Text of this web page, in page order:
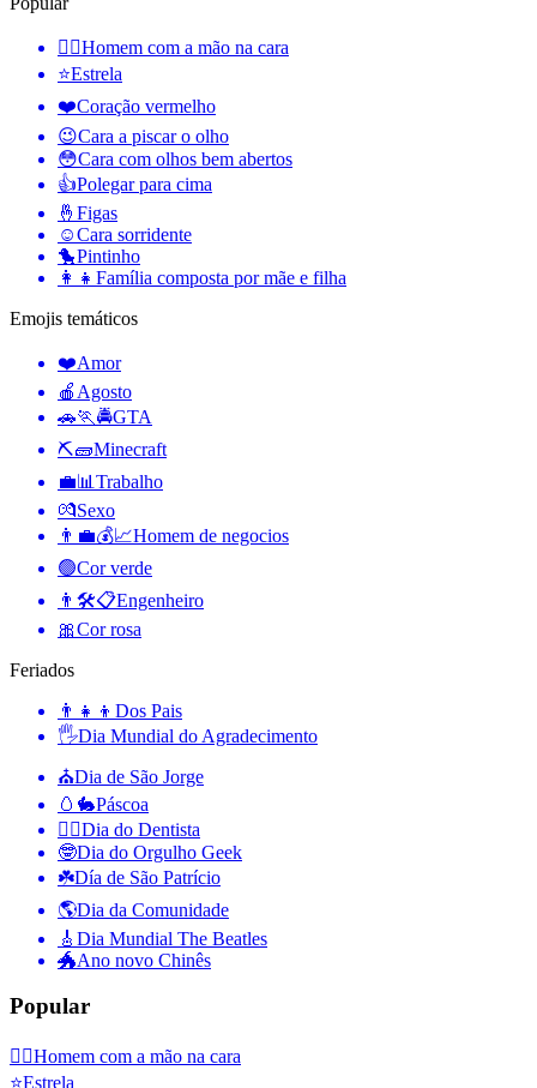
🤦‍♂️Homem com a mão na cara
⭐Estrela
❤️Coração vermelho
😉Cara a piscar o olho
😳Cara com olhos bem abertos
👍Polegar para cima
🤞 Figas
☺️Cara sorridente
🐤Pintinho
👩‍👧 Família composta por mãe e filha
Emojis temáticos
❤️Amor
🍎 Agosto
🚗🏃🚔GTA
⛏🧱Minecraft
💼📊 Trabalho
💏Sexo
👨‍💼💰📈Homem de negocios
🟢Cor verde
👨🛠📋Engenheiro
🎀Cor rosa
Feriados
👨‍👧‍👦 Dos Pais
🖐Dia Mundial do Agradecimento
⛪️Dia de São Jorge
🥚🐇Páscoa
👨‍⚕️Dia do Dentista
🤓Dia do Orgulho Geek
☘️Día de São Patrício
🌎Dia da Comunidade
🎸 Dia Mundial The Beatles
🐲Ano novo Chinês
Popular
🤦‍♂️Homem com a mão na cara
⭐Estrela